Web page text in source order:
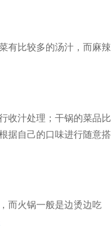
有比较多的汤汁，而麻辣
收汁处理；干锅的菜品比
据自己的口味进行随意搭
而火锅一般是边烫边吃